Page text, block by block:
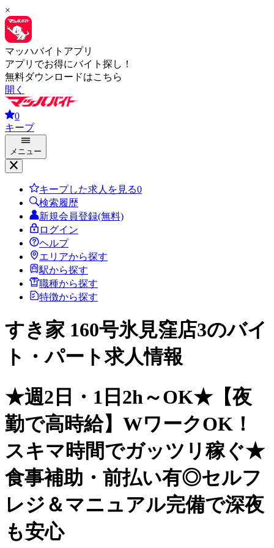
×
マッハバイトアプリ
アプリでお得にバイト探し！
無料ダウンロードはこちら
開く
0
キープ
メニュー
キープした求人を見る0
検索履歴
新規会員登録(無料)
ログイン
ヘルプ
エリアから探す
駅から探す
職種から探す
特徴から探す
すき家 160号氷見窪店3のバイ
ト・パート求人情報
★週2日・1日2h～OK★【夜
勤で高時給】WワークOK！
スキマ時間でガッツリ稼ぐ★
食事補助・前払い有◎セルフ
レジ＆マニュアル完備で深夜
も安心